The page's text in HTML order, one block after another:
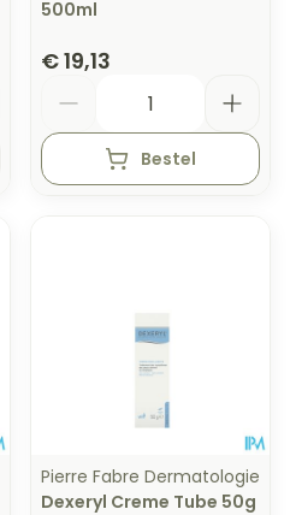
500ml
€ 19,13
Bestel
Pierre Fabre Dermatologie
Dexeryl Creme Tube 50g